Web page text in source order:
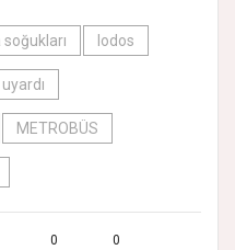
lodos
METROBÜS
0 0